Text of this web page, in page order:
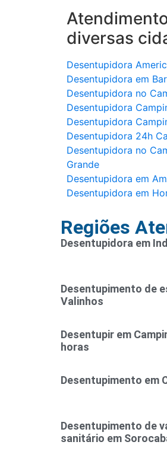
diversas
Desentupidora
Desentupidora em
Desentupidora no
Desentupidora
Desentupidora
Desentupidora 24h
Desentupidora no
Grande
Desentupidora em
Desentupidora em
Regiões
Desentupidora em
Desentupimento de
Valinhos
Desentupir em
horas
Desentupimento em
Desentupimento de
sanitário em